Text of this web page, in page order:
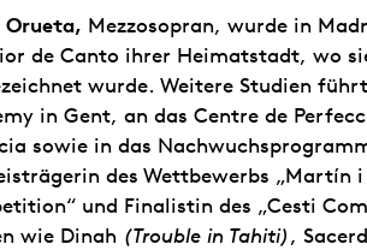
Orueta, Mezzosopran, wurde in
de Canto ihrer Heimatstadt, wo
wurde. Weitere Studien
in Gent, an das Centre de
sowie in das
des Wettbewerbs „Martín
und Finalistin des „Cesti
wie Dinah (Trouble in Tahiti),